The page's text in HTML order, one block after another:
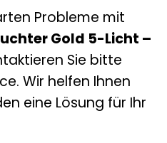
Probleme mit
Gold 5-Licht –
Sie bitte
Wir helfen Ihnen
eine Lösung für Ihr